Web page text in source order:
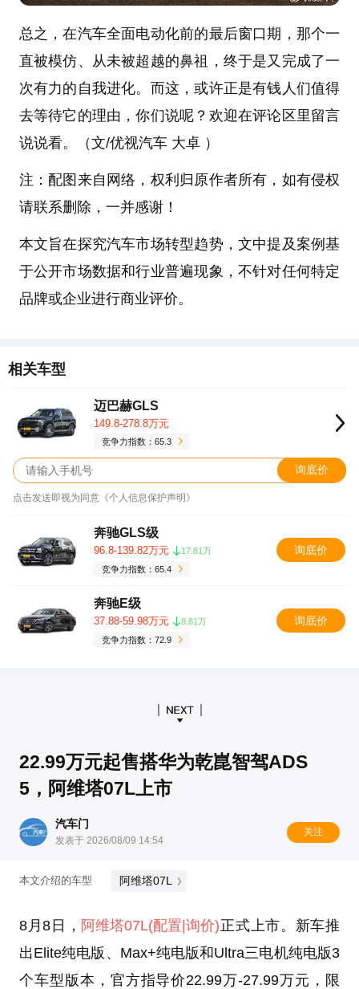
总之，在汽车全面电动化前的最后窗口期，那个一
直被模仿、从未被超越的鼻祖，终于是又完成了一
次有力的自我进化。而这，或许正是有钱人们值得
去等待它的理由，你们说呢？欢迎在评论区里留言
说说看。（文/优视汽车 大卓 ）
注：配图来自网络，权利归原作者所有，如有侵权
请联系删除，一并感谢！
本文旨在探究汽车市场转型趋势，文中提及案例基
于公开市场数据和行业普遍现象，不针对任何特定
品牌或企业进行商业评价。
相关车型
迈巴赫GLS
149.8-278.8万元
竞争力指数：65.3
询底价
点击发送即视为同意《个人信息保护声明》
奔驰GLS级
96.8-139.82万元
17.81万
竞争力指数：65.4
询底价
奔驰E级
37.88-59.98万元
8.81万
竞争力指数：72.9
询底价
22.99万元起售搭华为乾崑智驾ADS
5，阿维塔07L上市
汽车门
发表于 2026/08/09 14:54
关注
本文介绍的车型 阿维塔07L
8月8日， 阿维塔07L(配置|询价)正式上市。新车推
出Elite纯电版、Max+纯电版和Ultra三电机纯电版3
个车型版本，官方指导价22.99万-27.99万元，限